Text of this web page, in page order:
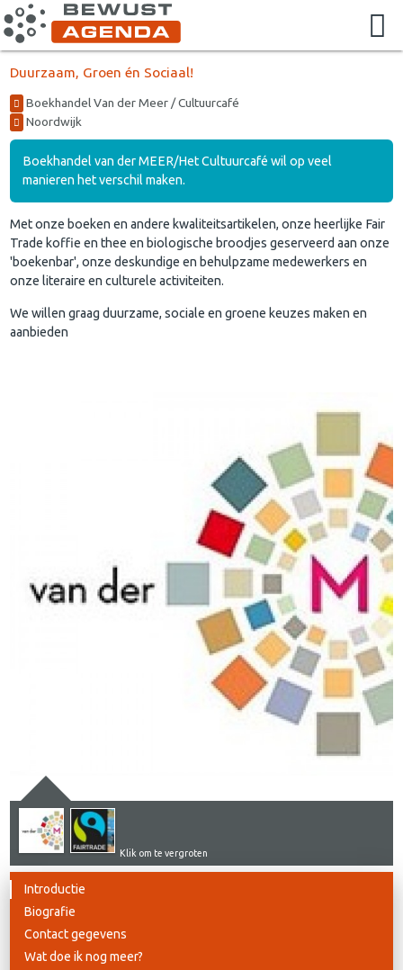
Duurzaam, Groen én Sociaal!
Boekhandel Van der Meer / Cultuurcafé
Noordwijk
Boekhandel van der MEER/Het Cultuurcafé wil op veel
manieren het verschil maken.
Met onze boeken en andere kwaliteitsartikelen, onze heerlijke Fair
Trade koffie en thee en biologische broodjes geserveerd aan onze
'boekenbar', onze deskundige en behulpzame medewerkers en
onze literaire en culturele activiteiten.
We willen graag duurzame, sociale en groene keuzes maken en
aanbieden
Klik om te vergroten
Introductie
Biografie
Contact gegevens
Wat doe ik nog meer?